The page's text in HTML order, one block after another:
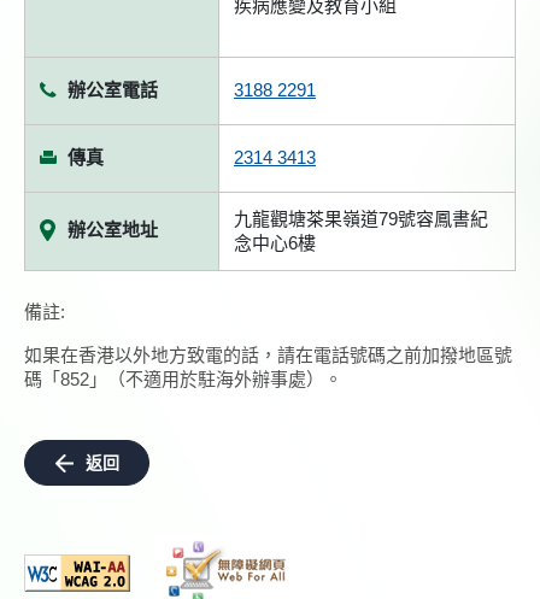
疾病應變及教育小組
辦公室電話 3188 2291
傳真 2314 3413
辦公室地址
九龍觀塘茶果嶺道79號容鳳書紀
念中心6樓
備註:
如果在香港以外地方致電的話，請在電話號碼之前加撥地區號
碼「852」（不適用於駐海外辦事處）。
返回